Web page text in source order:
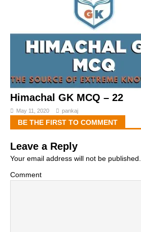
Himachal GK MCQ – 22
May 11, 2020 pankaj
BE THE FIRST TO COMMENT
Leave a Reply
Your email address will not be published.
Comment